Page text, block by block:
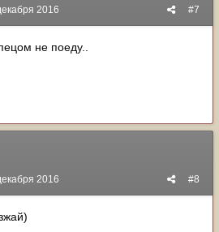
#7
2016
не поеду..
#8
2016